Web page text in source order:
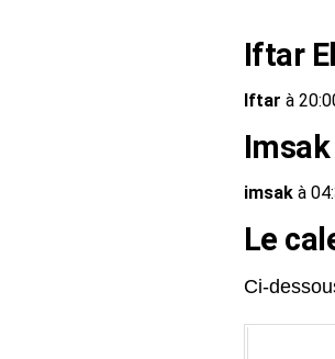
Iftar
Iftar à
Imsak
imsak à
Le
Ci-